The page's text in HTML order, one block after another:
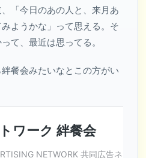
「今日のあの人と、来月あ
ようかな」って思える。そ
て、最近は思ってる。
餐会みたいなとこの方がい